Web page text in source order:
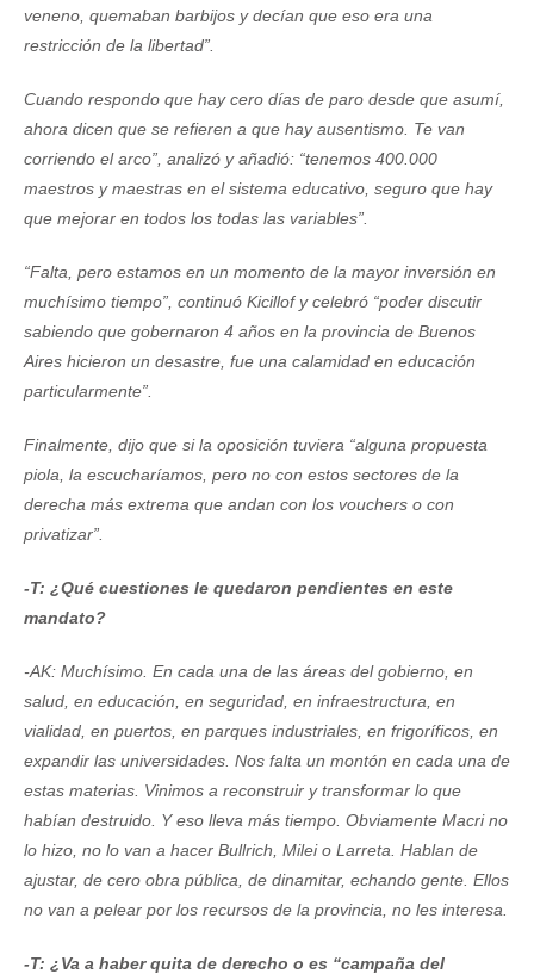
veneno, quemaban barbijos y decían que eso era una
restricción de la libertad”.
Cuando respondo que hay cero días de paro desde que asumí,
ahora dicen que se refieren a que hay ausentismo. Te van
corriendo el arco”, analizó y añadió: “tenemos 400.000
maestros y maestras en el sistema educativo, seguro que hay
que mejorar en todos los todas las variables”.
“Falta, pero estamos en un momento de la mayor inversión en
muchísimo tiempo”, continuó Kicillof y celebró “poder discutir
sabiendo que gobernaron 4 años en la provincia de Buenos
Aires hicieron un desastre, fue una calamidad en educación
particularmente”.
Finalmente, dijo que si la oposición tuviera “alguna propuesta
piola, la escucharíamos, pero no con estos sectores de la
derecha más extrema que andan con los vouchers o con
privatizar”.
-T: ¿Qué cuestiones le quedaron pendientes en este
mandato?
-AK: Muchísimo. En cada una de las áreas del gobierno, en
salud, en educación, en seguridad, en infraestructura, en
vialidad, en puertos, en parques industriales, en frigoríficos, en
expandir las universidades. Nos falta un montón en cada una de
estas materias. Vinimos a reconstruir y transformar lo que
habían destruido. Y eso lleva más tiempo. Obviamente Macri no
lo hizo, no lo van a hacer Bullrich, Milei o Larreta. Hablan de
ajustar, de cero obra pública, de dinamitar, echando gente. Ellos
no van a pelear por los recursos de la provincia, no les interesa.
-T: ¿Va a haber quita de derecho o es “campaña del